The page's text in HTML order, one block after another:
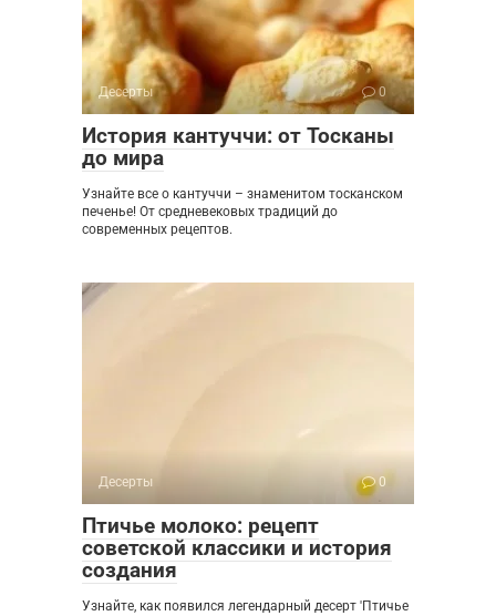
Десерты 0
История кантуччи: от Тосканы
до мира
Узнайте все о кантуччи – знаменитом тосканском
печенье! От средневековых традиций до
современных рецептов.
Десерты 0
Птичье молоко: рецепт
советской классики и история
создания
Узнайте, как появился легендарный десерт 'Птичье